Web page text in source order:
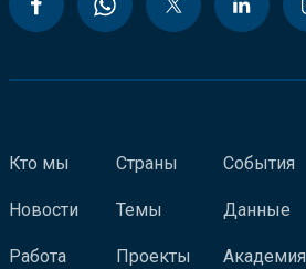
Кто мы
Новости
Работа
Страны
Темы
Проекты
События
Данные
Академия